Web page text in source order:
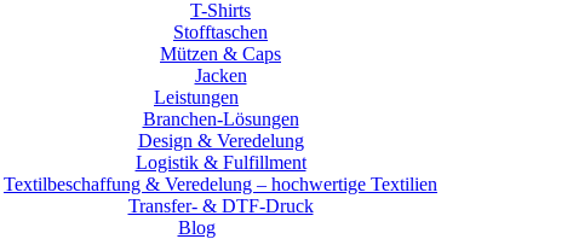
T-Shirts
Stofftaschen
Mützen & Caps
Jacken
Leistungen
Branchen-Lösungen
Design & Veredelung
Logistik & Fulfillment
Textilbeschaffung & Veredelung – hochwertige Textilien
Transfer- & DTF-Druck
Blog